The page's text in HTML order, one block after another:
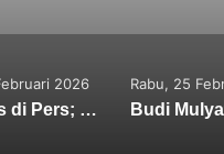
Integritas di Pers; Kedalam di Spiritual, Ketangguhan di Alam
Rabu, 25 Februari 2026
Budi Mulyawan; Film Pendek Adalah Fondasi Industri, Saatnya Bangun Ekosistem Theater Mini